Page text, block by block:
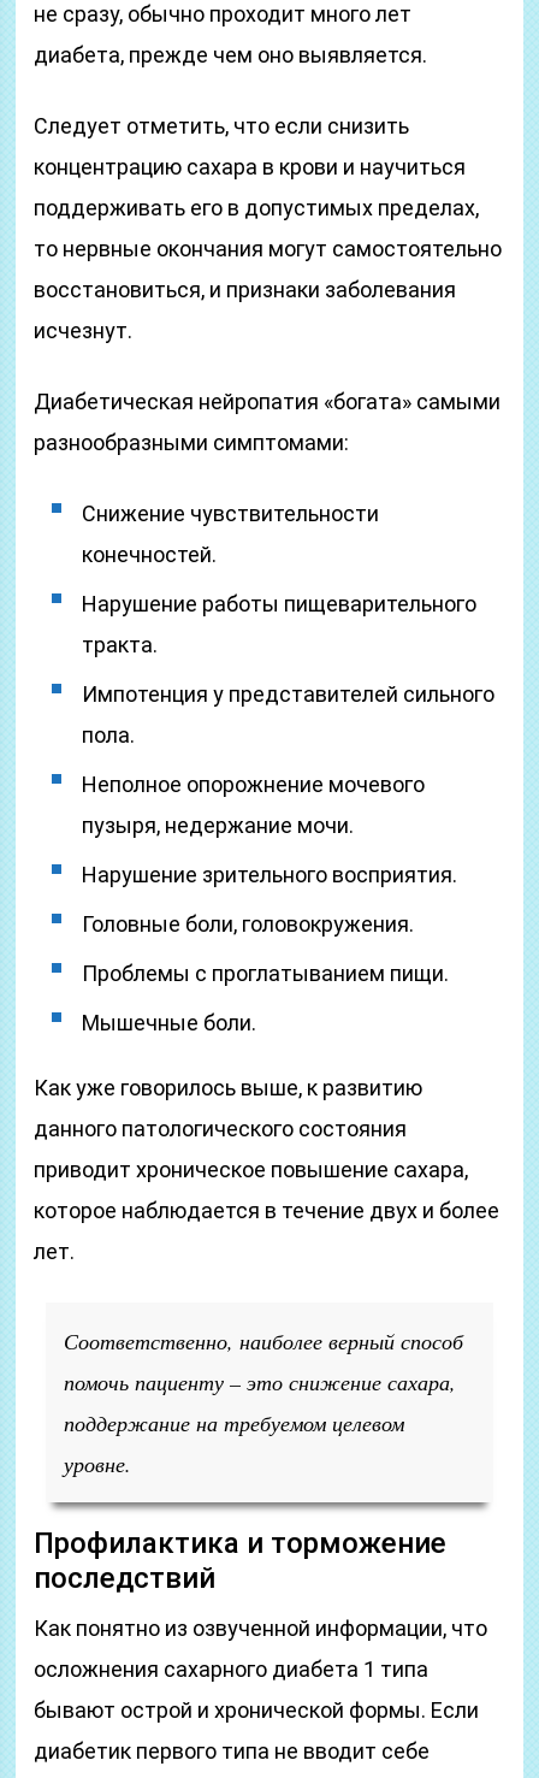
не сразу, обычно проходит много лет
диабета, прежде чем оно выявляется.
Следует отметить, что если снизить
концентрацию сахара в крови и научиться
поддерживать его в допустимых пределах,
то нервные окончания могут самостоятельно
восстановиться, и признаки заболевания
исчезнут.
Диабетическая нейропатия «богата» самыми
разнообразными симптомами:
Снижение чувствительности
конечностей.
Нарушение работы пищеварительного
тракта.
Импотенция у представителей сильного
пола.
Неполное опорожнение мочевого
пузыря, недержание мочи.
Нарушение зрительного восприятия.
Головные боли, головокружения.
Проблемы с проглатыванием пищи.
Мышечные боли.
Как уже говорилось выше, к развитию
данного патологического состояния
приводит хроническое повышение сахара,
которое наблюдается в течение двух и более
лет.
Соответственно, наиболее верный способ
помочь пациенту – это снижение сахара,
поддержание на требуемом целевом
уровне.
Профилактика и торможение
последствий
Как понятно из озвученной информации, что
осложнения сахарного диабета 1 типа
бывают острой и хронической формы. Если
диабетик первого типа не вводит себе